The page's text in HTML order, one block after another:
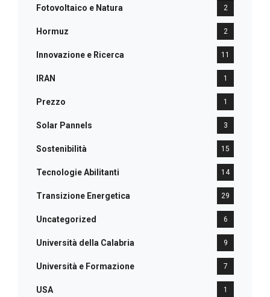
Fotovoltaico e Natura 2
Hormuz 2
Innovazione e Ricerca 11
IRAN 1
Prezzo 1
Solar Pannels 3
Sostenibilità 15
Tecnologie Abilitanti 14
Transizione Energetica 29
Uncategorized 6
Università della Calabria 9
Università e Formazione 7
USA 1